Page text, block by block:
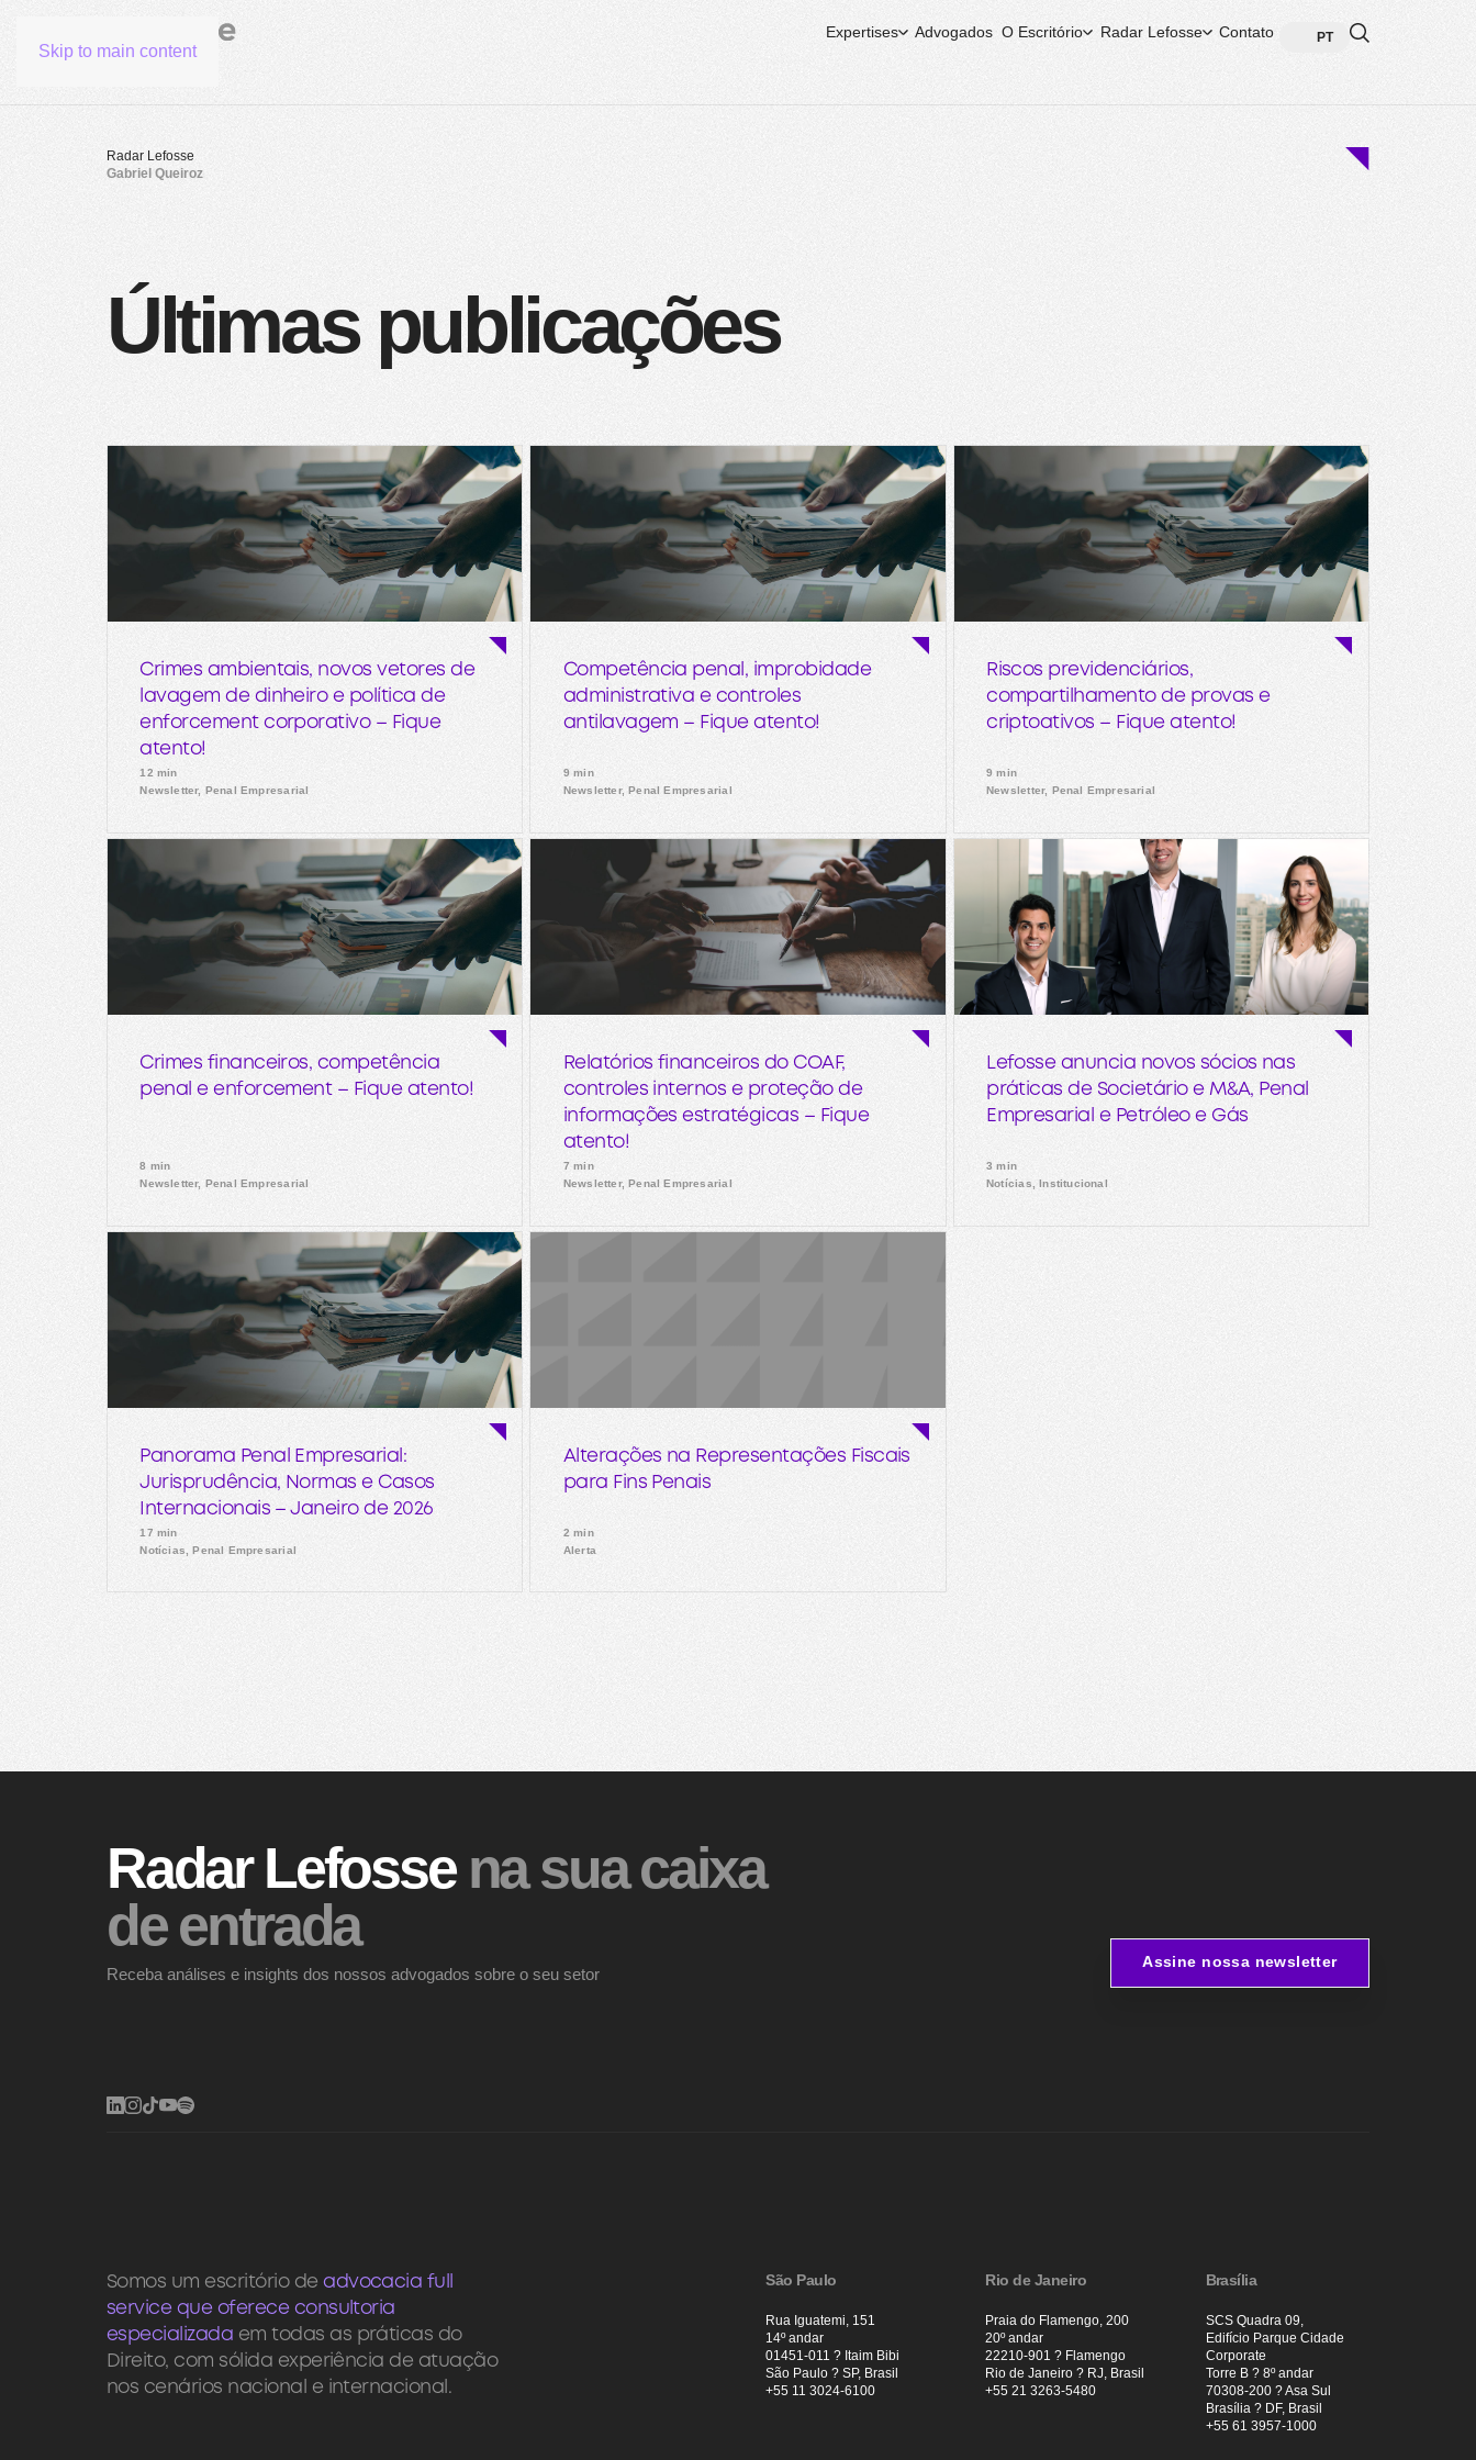
Skip to main content
Expertises Advogados O Escritório Radar Lefosse Contato PT
Radar Lefosse
Gabriel Queiroz
Últimas publicações
Crimes ambientais, novos vetores de
lavagem de dinheiro e política de
enforcement corporativo – Fique
atento!
12 min
Newsletter, Penal Empresarial
Competência penal, improbidade
administrativa e controles
antilavagem – Fique atento!
9 min
Newsletter, Penal Empresarial
Riscos previdenciários,
compartilhamento de provas e
criptoativos – Fique atento!
9 min
Newsletter, Penal Empresarial
Crimes financeiros, competência
penal e enforcement – Fique atento!
8 min
Newsletter, Penal Empresarial
Relatórios financeiros do COAF,
controles internos e proteção de
informações estratégicas – Fique
atento!
7 min
Newsletter, Penal Empresarial
Lefosse anuncia novos sócios nas
práticas de Societário e M&A, Penal
Empresarial e Petróleo e Gás
3 min
Notícias, Institucional
Panorama Penal Empresarial:
Jurisprudência, Normas e Casos
Internacionais – Janeiro de 2026
17 min
Notícias, Penal Empresarial
Alterações na Representações Fiscais
para Fins Penais
2 min
Alerta
Radar Lefossena sua caixa
de entrada
Receba análises e insights dos nossos advogados sobre o seu setor
Assine nossa newsletter
Somos um escritório deadvocacia full
service que oferece consultoria
especializada em todas as práticas do
Direito, com sólida experiência de atuação
nos cenários nacional e internacional.
São Paulo
Rua Iguatemi, 151
14º andar
01451-011 ? Itaim Bibi
São Paulo ? SP, Brasil
+55 11 3024-6100
Rio de Janeiro
Praia do Flamengo, 200
20º andar
22210-901 ? Flamengo
Rio de Janeiro ? RJ, Brasil
+55 21 3263-5480
Brasília
SCS Quadra 09,
Edifício Parque Cidade
Corporate
Torre B ? 8º andar
70308-200 ? Asa Sul
Brasília ? DF, Brasil
+55 61 3957-1000